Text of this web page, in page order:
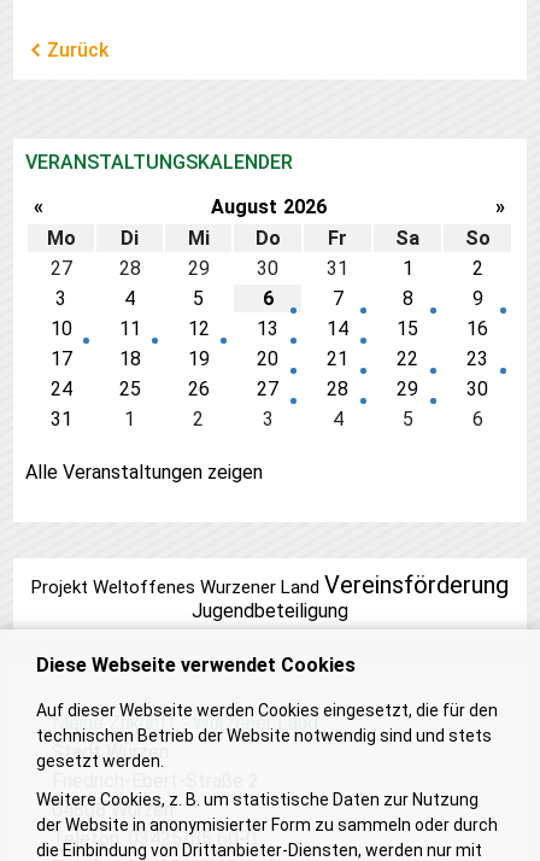
Zurück
VERANSTALTUNGSKALENDER
«
August 2026
»
Mo
Di Mi Do Fr Sa
So
27
28 29 30 31 1
2
3
4 5 6 7 8
9
10
11 12 13 14 15
16
17
18 19 20 21 22
23
24
25 26 27 28 29
30
31
1 2 3 4 5 6
Alle Veranstaltungen zeigen
Projekt Weltoffenes Wurzener Land Vereinsförderung
Jugendbeteiligung
Meine Zukunft - Wurzener Land
Stadt Wurzen
04808 Wurzen
Telefon: 03425/85 60-0
Diese Webseite verwendet Cookies
Auf dieser Webseite werden Cookies eingesetzt, die für den
technischen Betrieb der Website notwendig sind und stets
gesetzt werden.
Weitere Cookies, z. B. um statistische Daten zur Nutzung
der Website in anonymisierter Form zu sammeln oder durch
die Einbindung von Drittanbieter-Diensten, werden nur mit